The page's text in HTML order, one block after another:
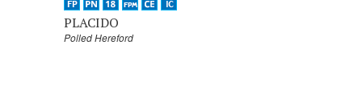
PLACIDO
Polled Hereford